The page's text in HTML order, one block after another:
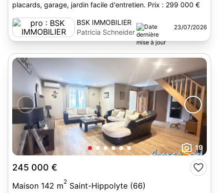
placards, garage, jardin facile d'entretien. Prix : 299 000 €
BSK IMMOBILIER
Patricia Schneider
23/07/2026
19
245 000 €
Maison 142 m2 Saint-Hippolyte (66)